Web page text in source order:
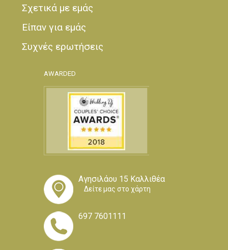
Σχετικά με εμάς
Είπαν για εμάς
Συχνές ερωτήσεις
AWARDED
Αγησιλάου 15 Καλλιθέα
Δείτε μας στο χάρτη
697 7601111